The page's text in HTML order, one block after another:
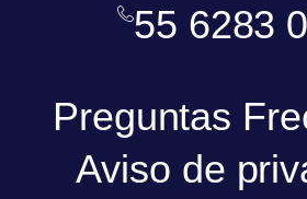
55 6283
Preguntas
Aviso de